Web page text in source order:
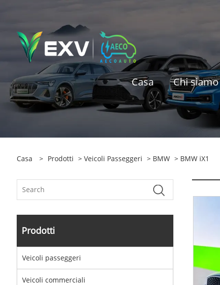
Casa Chi siamo
Casa > Prodotti > Veicoli Passeggeri > BMW > BMW iX1
Prodotti
Veicoli passeggeri
Veicoli commerciali